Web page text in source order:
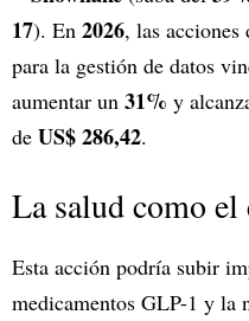
17). En 2026, las acciones
para la gestión de datos
aumentar un 31% y
de US$ 286,42.
La salud como
Esta acción podría subir
medicamentos GLP-1 y la